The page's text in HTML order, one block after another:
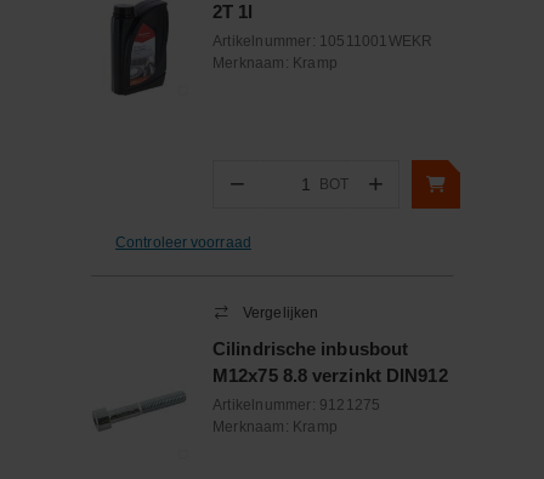
2T 1l
Artikelnummer: 10511001WEKR
Merknaam: Kramp
− Aantal
BOT +
Controleer voorraad
Vergelijken
Cilindrische inbusbout
M12x75 8.8 verzinkt DIN912
Artikelnummer: 9121275
Merknaam: Kramp